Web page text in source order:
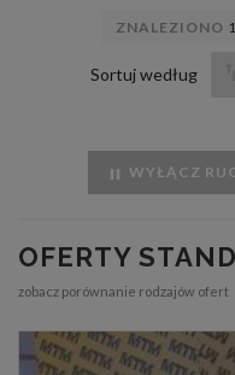
ZNALEZIONO 1
Sortuj według
WYŁĄCZ
OFERTY
zobacz porównanie rodzajów ofert